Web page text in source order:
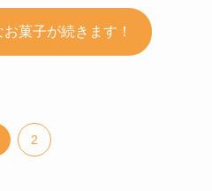
菓子が続きます！
2